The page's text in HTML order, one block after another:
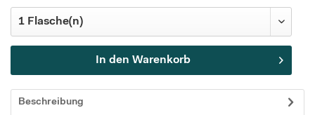
In den Warenkorb
Beschreibung